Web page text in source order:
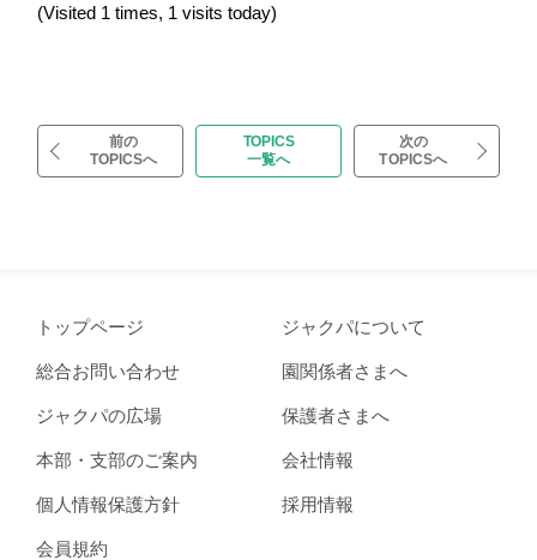
(Visited 1 times, 1 visits today)
前の
TOPICSへ
TOPICS
一覧へ
次の
TOPICSへ
トップページ
総合お問い合わせ
ジャクパの広場
本部・支部のご案内
個人情報保護方針
会員規約
ジャクパについて
園関係者さまへ
保護者さまへ
会社情報
採用情報